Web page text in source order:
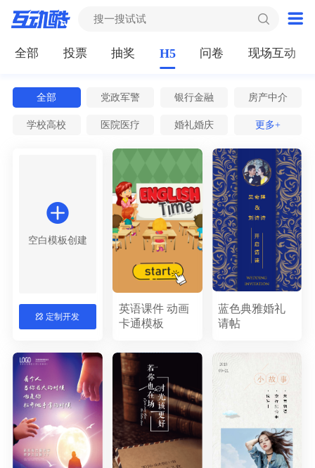
全部 投票 抽奖 H5 问卷 现场互动
全部 党政军警 银行金融 房产中介
学校高校 医院医疗 婚礼婚庆 教育培训
汽车服务 电商微商 广告媒体
运动健身 餐饮门店
邀请函 婚礼请柬 活动促销 节日祝福
人才招聘 企业宣传 新品发布 电子相册
元宵节
女神节 妇女节 劳动节
青年节 情人节 母亲节 儿童节
建军节 医师节 中秋节
重阳节 教师节 国庆节 双11
万圣节 感恩节 圣诞节 喜庆
简约 清新 炫酷 卡通
更多+
空白模板创建
定制开发
英语课件 动画
卡通模板
蓝色典雅婚礼
请帖